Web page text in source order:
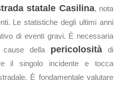
statale Casilina, nota
Le statistiche degli ultimi anni
di eventi gravi. È necessaria
cause della pericolosità di
il singolo incidente e tocca
È fondamentale valutare